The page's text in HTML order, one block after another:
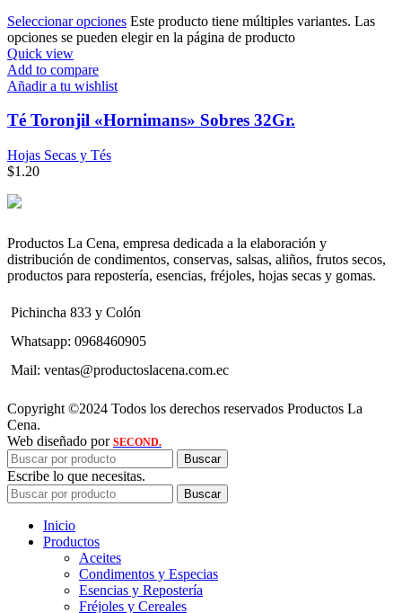
Seleccionar opciones Este producto tiene múltiples variantes. Las
opciones se pueden elegir en la página de producto
Quick view
Add to compare
Añadir a tu wishlist
Té Toronjil «Hornimans» Sobres 32Gr.
Hojas Secas y Tés
$1.20
Productos La Cena, empresa dedicada a la elaboración y
distribución de condimentos, conservas, salsas, aliños, frutos secos,
productos para repostería, esencias, fréjoles, hojas secas y gomas.
Pichincha 833 y Colón
Whatsapp: 0968460905
Mail: ventas@productoslacena.com.ec
Copyright ©2024 Todos los derechos reservados Productos La
Cena.
Web diseñado por SECOND.
Buscar
Escribe lo que necesitas.
Buscar
Inicio
Productos
Aceites
Condimentos y Especias
Esencias y Repostería
Fréjoles y Cereales